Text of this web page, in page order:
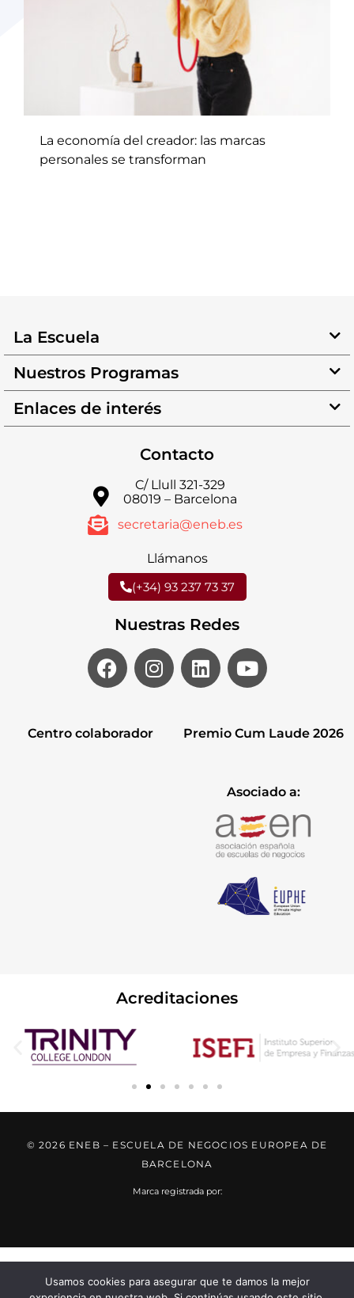
La economía del creador: las marcas
personales se transforman
La Escuela
Nuestros Programas
Enlaces de interés
Contacto
C/ Llull 321-329
08019 – Barcelona
secretaria@eneb.es
Llámanos
(+34) 93 237 73 37
Nuestras Redes
Centro colaborador Premio Cum Laude 2026
Asociado a:
Acreditaciones
© 2026 ENEB – ESCUELA DE NEGOCIOS EUROPEA DE
BARCELONA
Marca registrada por:
Usamos cookies para asegurar que te damos la mejor